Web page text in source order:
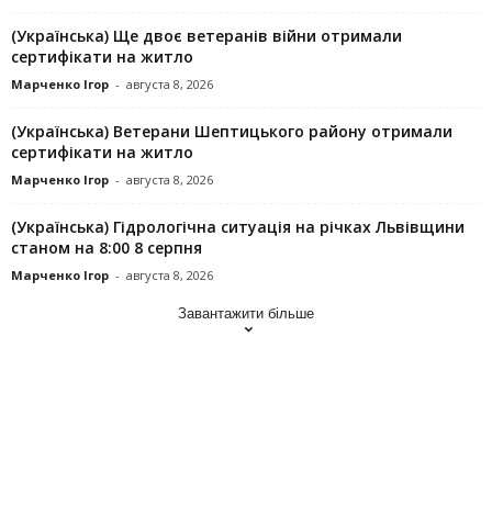
(Українська) Ще двоє ветеранів війни отримали
сертифікати на житло
Марченко Ігор - августа 8, 2026
(Українська) Ветерани Шептицького району отримали
сертифікати на житло
Марченко Ігор - августа 8, 2026
(Українська) Гідрологічна ситуація на річках Львівщини
станом на 8:00 8 серпня
Марченко Ігор - августа 8, 2026
Завантажити більше